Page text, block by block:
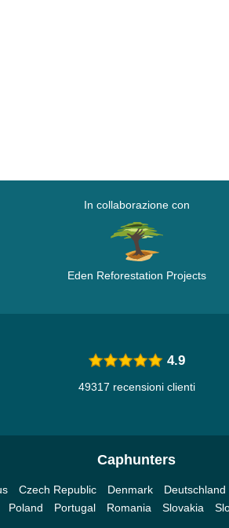
In collaborazione con
Eden Reforestation Projects
4.9
49317 recensioni clienti
Caphunters
Czech Republic Denmark Deutschland
Poland Portugal Romania Slovakia